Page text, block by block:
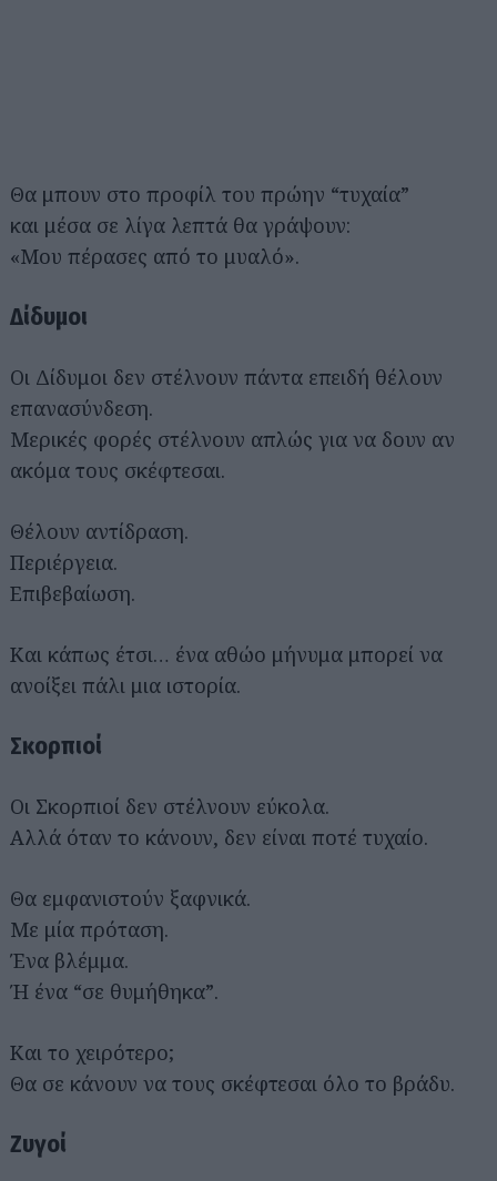
Θα μπουν στο προφίλ του πρώην “τυχαία”
και μέσα σε λίγα λεπτά θα γράψουν:
«Μου πέρασες από το μυαλό».
Δίδυμοι
Οι Δίδυμοι δεν στέλνουν πάντα επειδή θέλουν
επανασύνδεση.
Μερικές φορές στέλνουν απλώς για να δουν αν
ακόμα τους σκέφτεσαι.
Θέλουν αντίδραση.
Περιέργεια.
Επιβεβαίωση.
Και κάπως έτσι… ένα αθώο μήνυμα μπορεί να
ανοίξει πάλι μια ιστορία.
Σκορπιοί
Οι Σκορπιοί δεν στέλνουν εύκολα.
Αλλά όταν το κάνουν, δεν είναι ποτέ τυχαίο.
Θα εμφανιστούν ξαφνικά.
Με μία πρόταση.
Ένα βλέμμα.
Ή ένα “σε θυμήθηκα”.
Και το χειρότερο;
Θα σε κάνουν να τους σκέφτεσαι όλο το βράδυ.
Ζυγοί